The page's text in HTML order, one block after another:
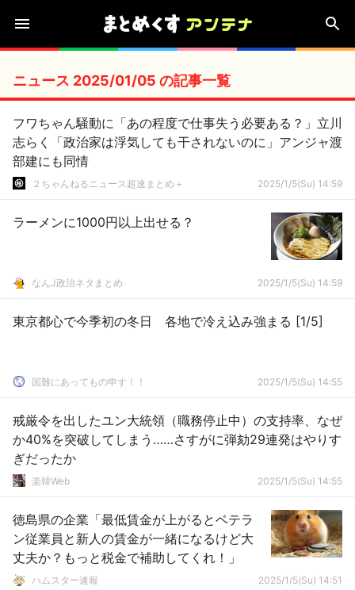
ニュース 2025/01/05 の記事一覧
フワちゃん騒動に「あの程度で仕事失う必要ある？」立川
志らく「政治家は浮気しても干されないのに」アンジャ渡
部建にも同情
２ちゃんねるニュース超速まとめ＋ 2025/1/5(Su) 14:59
ラーメンに1000円以上出せる？
なんJ政治ネタまとめ 2025/1/5(Su) 14:59
東京都心で今季初の冬日 各地で冷え込み強まる [1/5]
国難にあってもの申す！！ 2025/1/5(Su) 14:55
戒厳令を出したユン大統領（職務停止中）の支持率、なぜ
か40%を突破してしまう……さすがに弾劾29連発はやりす
ぎだったか
楽韓Web 2025/1/5(Su) 14:55
徳島県の企業「最低賃金が上がるとベテラ
ン従業員と新人の賃金が一緒になるけど大
丈夫か？もっと税金で補助してくれ！」
ハムスター速報 2025/1/5(Su) 14:51